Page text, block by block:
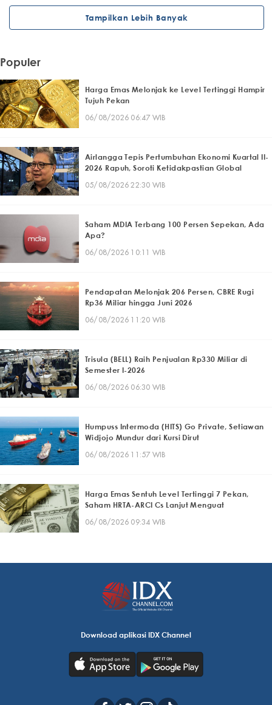
Tampilkan Lebih Banyak
Populer
Harga Emas Melonjak ke Level Tertinggi Hampir
Tujuh Pekan
06/08/2026 06:47 WIB
Airlangga Tepis Pertumbuhan Ekonomi Kuartal II-
2026 Rapuh, Soroti Ketidakpastian Global
05/08/2026 22:30 WIB
Saham MDIA Terbang 100 Persen Sepekan, Ada
Apa?
06/08/2026 10:11 WIB
Pendapatan Melonjak 206 Persen, CBRE Rugi
Rp36 Miliar hingga Juni 2026
06/08/2026 11:20 WIB
Trisula (BELL) Raih Penjualan Rp330 Miliar di
Semester I-2026
06/08/2026 06:30 WIB
Humpuss Intermoda (HITS) Go Private, Setiawan
Widjojo Mundur dari Kursi Dirut
06/08/2026 11:57 WIB
Harga Emas Sentuh Level Tertinggi 7 Pekan,
Saham HRTA-ARCI Cs Lanjut Menguat
06/08/2026 09:34 WIB
Download aplikasi IDX Channel